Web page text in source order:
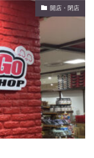
開店・閉店